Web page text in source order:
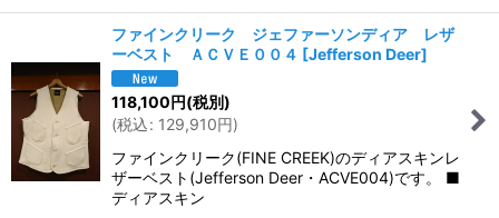
ファインクリーク ジェファーソンディア レザ
ーベスト ＡＣＶＥ００４ [Jefferson Deer]
118,100円(税別)
(税込: 129,910円)
ファインクリーク(FINE CREEK)のディアスキンレ
ザーベスト(Jefferson Deer・ACVE004)です。 ■
ディアスキン